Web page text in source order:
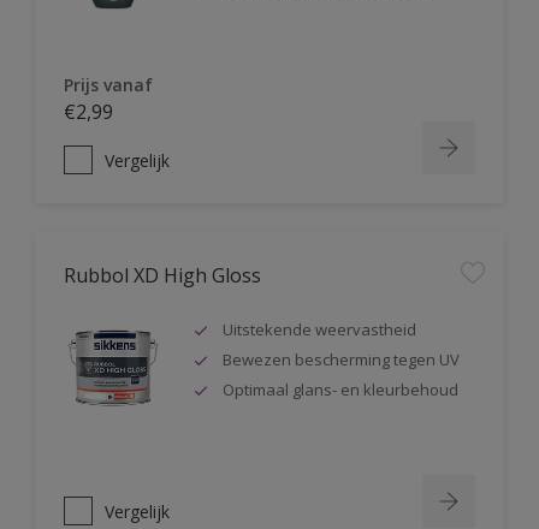
Prijs vanaf
€2,99
Vergelijk
Rubbol XD High Gloss
Uitstekende weervastheid
Bewezen bescherming tegen UV
Optimaal glans- en kleurbehoud
Vergelijk